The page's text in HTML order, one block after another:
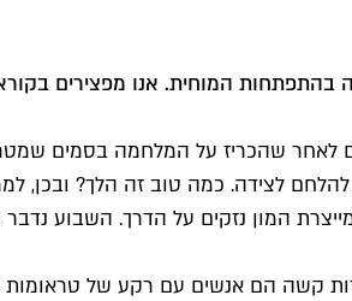
מתחת לגיל 18 מסוכן במיוחד ועלול להוביל לפגיעה בהתפתחות
כשנתיים לאחר שהכריז על המלחמה
לצידה. כמה טוב זה הלך? ובכן,
המון נזקים על הדרך. השבוע
קשה הם אנשים עם רקע של טראומות